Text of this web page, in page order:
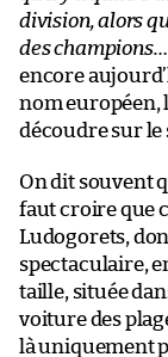
division, alors
des champions…
encore
nom européen,
découdre sur le
On dit souvent
faut croire que
Ludogorets,
spectaculaire,
taille, située
voiture des
là uniquement